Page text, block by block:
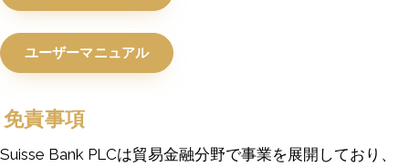
ユーザーマニュアル
免責事項
Suisse Bank PLCは貿易金融分野で事業を展開しており、